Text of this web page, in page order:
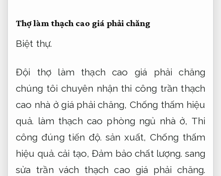
Thợ làm thạch cao giá phải chăng
Biệt thự.
Đội thợ làm thạch cao giá phải chăng
chúng tôi chuyên nhận thi công trần thạch
cao nhà ở giá phải chăng, Chống thấm hiệu
quả. làm thạch cao phòng ngủ nhà ở, Thi
công đúng tiến độ. sản xuất,Chống thấm
hiệu quả. cải tạo,Đảm bảo chất lượng. sang
sửa trần vách thạch cao giá phải chăng.